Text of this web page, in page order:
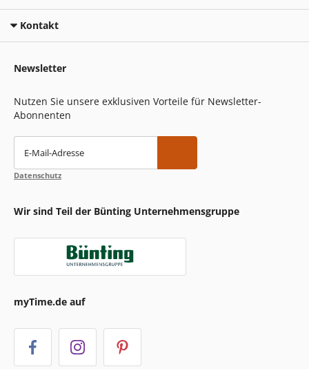
Kontakt
Newsletter
Nutzen Sie unsere exklusiven Vorteile für Newsletter-
Abonnenten
E-Mail-Adresse
Datenschutz
Wir sind Teil der Bünting Unternehmensgruppe
myTime.de auf